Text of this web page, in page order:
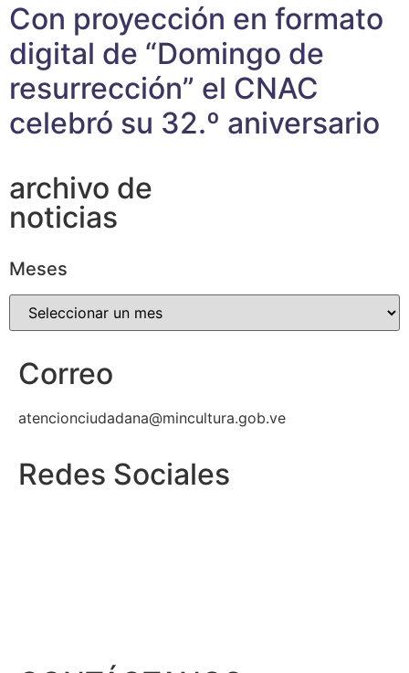
Con proyección en formato
digital de “Domingo de
resurrección” el CNAC
celebró su 32.º aniversario
archivo de
noticias
Meses
Correo
atencionciudadana@mincultura.gob.ve
Redes Sociales